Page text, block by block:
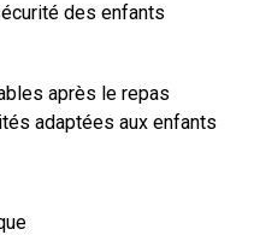
des enfants
après le repas
adaptées aux enfants